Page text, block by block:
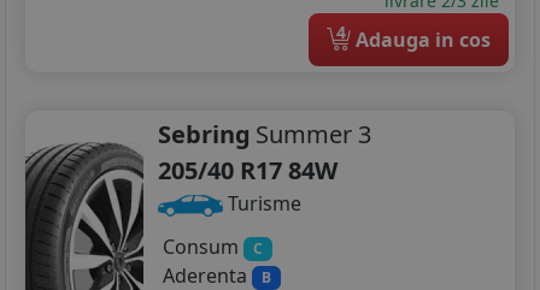
4 Adauga in cos
Sebring Summer 3
205/40 R17 84W
Turisme
Consum
C
Aderenta B